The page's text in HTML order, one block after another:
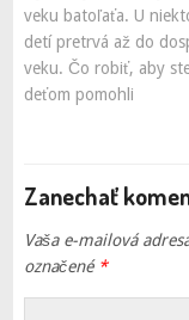
veku batoľaťa. U
detí pretrvá až do
veku. Čo robiť, aby
deťom pomohli
Zanechať
Vaša e-mailová
označené *